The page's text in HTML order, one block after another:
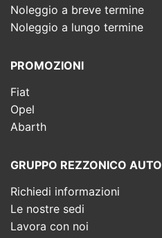
Noleggio a breve termine
Noleggio a lungo termine
PROMOZIONI
Fiat
Opel
Abarth
GRUPPO REZZONICO AUTO
Richiedi informazioni
Le nostre sedi
Lavora con noi